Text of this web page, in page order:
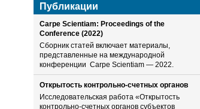
Публикации
Carpe Scientiam: Proceedings of the
Conference (2022)
Сборник статей включает материалы,
представленные на международной
конференции Carpe Scientiam — 2022.
Открытость контрольно-счетных органов
Исследовательская работа «Открытость
контрольно-счетных органов субъектов